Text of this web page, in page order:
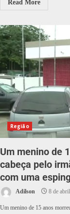
Read More
Região
Um menino de
cabeça pelo
com uma
Adilson 8 de
Um menino de 15 anos